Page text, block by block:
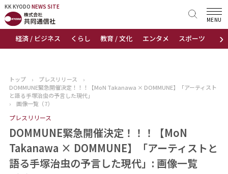
KK KYODO NEWS SITE
›
経済 / ビジネス くらし 教育 / 文化 エンタメ スポーツ 地域
MENU
KK KYODONEWS SITE
トップページ
ニュース
おすすめコンテンツ
出版物
会社概要
トップ › プレスリリース
›
DOMMUNE緊急開催決定！！！【MoN Takanawa × DOMMUNE】「アーティスト
と語る手塚治虫の予言した現代」
›
画像一覧（7）
プレスリリース
DOMMUNE緊急開催決定！！！【MoN
Takanawa × DOMMUNE】「アーティストと
語る手塚治虫の予言した現代」: 画像一覧